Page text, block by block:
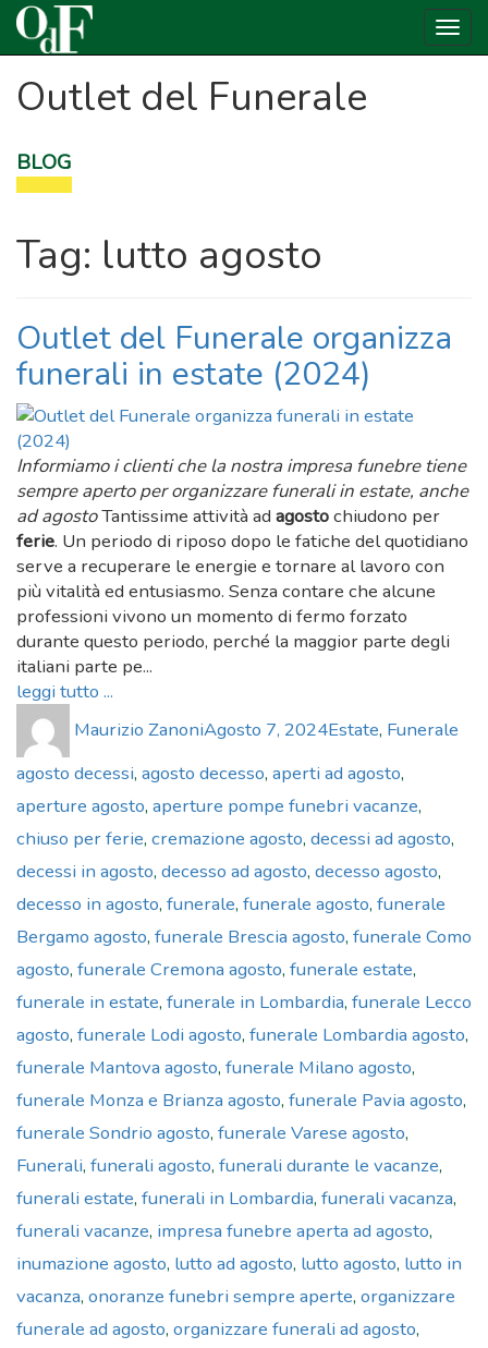
content
Outlet del Funerale
BLOG
Tag: lutto agosto
Outlet del Funerale organizza
funerali in estate (2024)
Informiamo i clienti che la nostra impresa funebre tiene
sempre aperto per organizzare funerali in estate, anche
ad agostoTantissime attività ad agostochiudono per
ferie. Un periodo di riposo dopo le fatiche del quotidiano
serve a recuperare le energie e tornare al lavoro con
più vitalità ed entusiasmo. Senza contare che alcune
professioni vivono un momento di fermo forzato
durante questo periodo, perché la maggior parte degli
italiani parte pe...
leggi tutto ...
Maurizio Zanonion
Agosto 7, 2024Estate, Funerale
agosto decessi, agosto decesso, aperti ad agosto,
aperture agosto, aperture pompe funebri vacanze,
chiuso per ferie, cremazione agosto, decessi ad agosto,
decessi in agosto, decesso ad agosto, decesso agosto,
decesso in agosto, funerale, funerale agosto, funerale
Bergamo agosto, funerale Brescia agosto, funerale Como
agosto, funerale Cremona agosto, funerale estate,
funerale in estate, funerale in Lombardia, funerale Lecco
agosto, funerale Lodi agosto, funerale Lombardia agosto,
funerale Mantova agosto, funerale Milano agosto,
funerale Monza e Brianza agosto, funerale Pavia agosto,
funerale Sondrio agosto, funerale Varese agosto,
Funerali, funerali agosto, funerali durante le vacanze,
funerali estate, funerali in Lombardia, funerali vacanza,
funerali vacanze, impresa funebre aperta ad agosto,
inumazione agosto, lutto ad agosto, lutto agosto, lutto in
vacanza, onoranze funebri sempre aperte, organizzare
funerale ad agosto, organizzare funerali ad agosto,